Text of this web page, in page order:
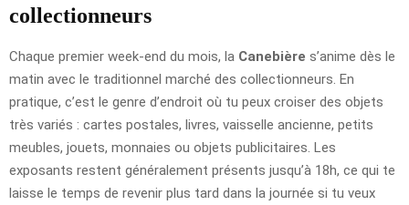
collectionneurs
Chaque premier week-end du mois, la Canebière s’anime dès le
matin avec le traditionnel marché des collectionneurs. En
pratique, c’est le genre d’endroit où tu peux croiser des objets
très variés : cartes postales, livres, vaisselle ancienne, petits
meubles, jouets, monnaies ou objets publicitaires. Les
exposants restent généralement présents jusqu’à 18h, ce qui te
laisse le temps de revenir plus tard dans la journée si tu veux